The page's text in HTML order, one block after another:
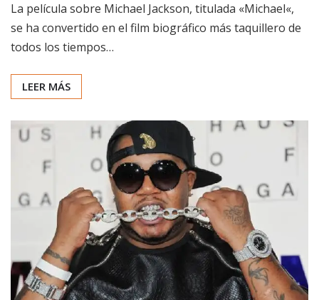
La película sobre Michael Jackson, titulada «Michael«,
se ha convertido en el film biográfico más taquillero de
todos los tiempos…
LEER MÁS